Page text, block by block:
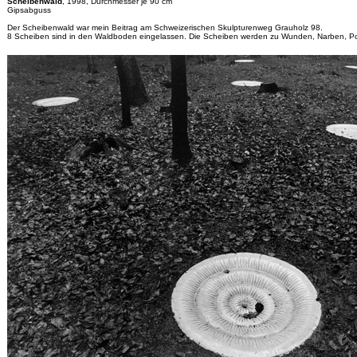
Gipsabguss
Der Scheibenwald war mein Beitrag am Schweizerischen Skulpturenweg Grauholz 98.
8 Scheiben sind in den Waldboden eingelassen. Die Scheiben werden zu Wunden, Narben,